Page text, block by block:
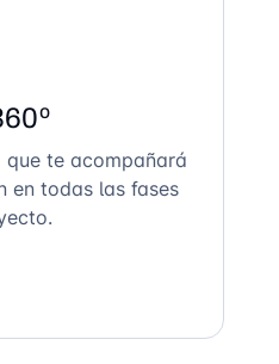
que te acompañará
en todas las fases